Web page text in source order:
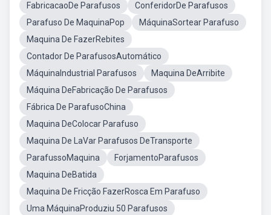
FabricacaoDe Parafusos
ConferidorDe Parafusos
Parafuso De MaquinaPop
MáquinaSortear Parafuso
Maquina De FazerRebites
Contador De ParafusosAutomático
MáquinaIndustrial Parafusos
Maquina DeArribite
Máquina DeFabricação De Parafusos
Fábrica De ParafusoChina
Maquina DeColocar Parafuso
Maquina De LaVar Parafusos DeTransporte
ParafussoMaquina
ForjamentoParafusos
Maquina DeBatida
Maquina De Fricção FazerRosca Em Parafuso
Uma MáquinaProduziu 50 Parafusos